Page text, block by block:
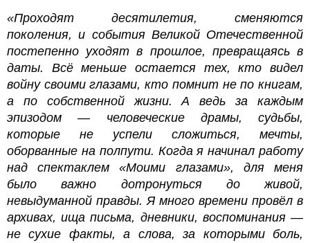
«Проходят десятилетия, сменяются
поколения, и события Великой Отечественной
постепенно уходят в прошлое, превращаясь в
даты. Всё меньше остается тех, кто видел
войну своими глазами, кто помнит не по книгам,
а по собственной жизни. А ведь за каждым
эпизодом — человеческие драмы, судьбы,
которые не успели сложиться, мечты,
оборванные на полпути. Когда я начинал работу
над спектаклем «Моими глазами», для меня
было важно дотронуться до живой,
невыдуманной правды. Я много времени провёл в
архивах, ища письма, дневники, воспоминания —
не сухие факты, а слова, за которыми боль,